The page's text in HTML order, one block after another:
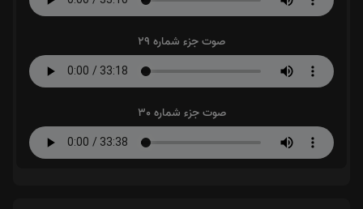
صوت جزء شماره 29
صوت جزء شماره 30